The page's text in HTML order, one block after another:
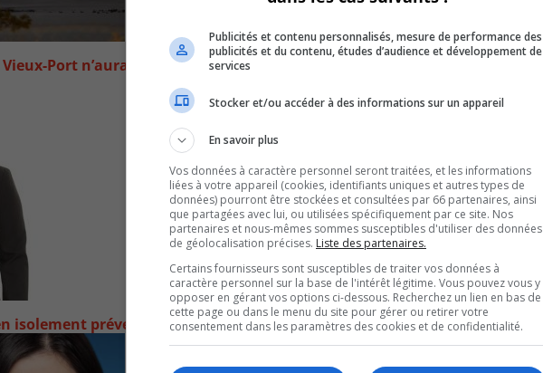
Port n’aurait pas de toxicité
isolement préventif
Publicités et contenu personnalisés, mesure de performance des
publicités et du contenu, études d’audience et développement de
services
Stocker et/ou accéder à des informations sur un appareil
En savoir plus
Vos données à caractère personnel seront traitées, et les informations
liées à votre appareil (cookies, identifiants uniques et autres types de
données) pourront être stockées et consultées par 66 partenaires, ainsi
que partagées avec lui, ou utilisées spécifiquement par ce site. Nos
partenaires et nous-mêmes sommes susceptibles d'utiliser des données
de géolocalisation précises. Liste des partenaires.
Certains fournisseurs sont susceptibles de traiter vos données à
caractère personnel sur la base de l'intérêt légitime. Vous pouvez vous y
opposer en gérant vos options ci-dessous. Recherchez un lien en bas de
cette page ou dans le menu du site pour gérer ou retirer votre
consentement dans les paramètres des cookies et de confidentialité.